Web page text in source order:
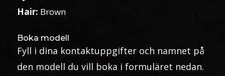
Hair: Brown
Boka modell
Fyll i dina kontaktuppgifter och namnet på
den modell du vill boka i formuläret nedan.